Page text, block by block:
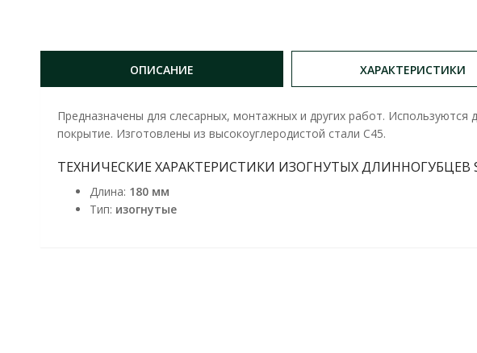
ОПИСАНИЕ ХАРАКТЕРИСТИКИ
Предназначены для слесарных, монтажных и других работ.
покрытие. Изготовлены из высокоуглеродистой стали C45.
ТЕХНИЧЕСКИЕ ХАРАКТЕРИСТИКИ ИЗОГНУТЫХ ДЛИННОГУБЦЕВ
Длина: 180 мм
Тип: изогнутые